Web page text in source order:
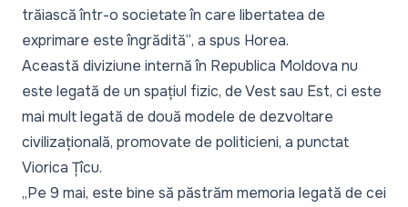
trăiască într-o societate în care libertatea de
exprimare este îngrădită”, a spus Horea.
Această diviziune internă în Republica Moldova nu
este legată de un spațiul fizic, de Vest sau Est, ci este
mai mult legată de două modele de dezvoltare
civilizațională, promovate de politicieni, a punctat
Viorica Țîcu.
„Pe 9 mai, este bine să păstrăm memoria legată de cei